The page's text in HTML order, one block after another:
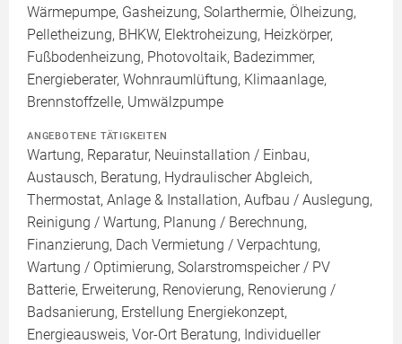
Wärmepumpe, Gasheizung, Solarthermie, Ölheizung,
Pelletheizung, BHKW, Elektroheizung, Heizkörper,
Fußbodenheizung, Photovoltaik, Badezimmer,
Energieberater, Wohnraumlüftung, Klimaanlage,
Brennstoffzelle, Umwälzpumpe
ANGEBOTENE TÄTIGKEITEN
Wartung, Reparatur, Neuinstallation / Einbau,
Austausch, Beratung, Hydraulischer Abgleich,
Thermostat, Anlage & Installation, Aufbau / Auslegung,
Reinigung / Wartung, Planung / Berechnung,
Finanzierung, Dach Vermietung / Verpachtung,
Wartung / Optimierung, Solarstromspeicher / PV
Batterie, Erweiterung, Renovierung, Renovierung /
Badsanierung, Erstellung Energiekonzept,
Energieausweis, Vor-Ort Beratung, Individueller